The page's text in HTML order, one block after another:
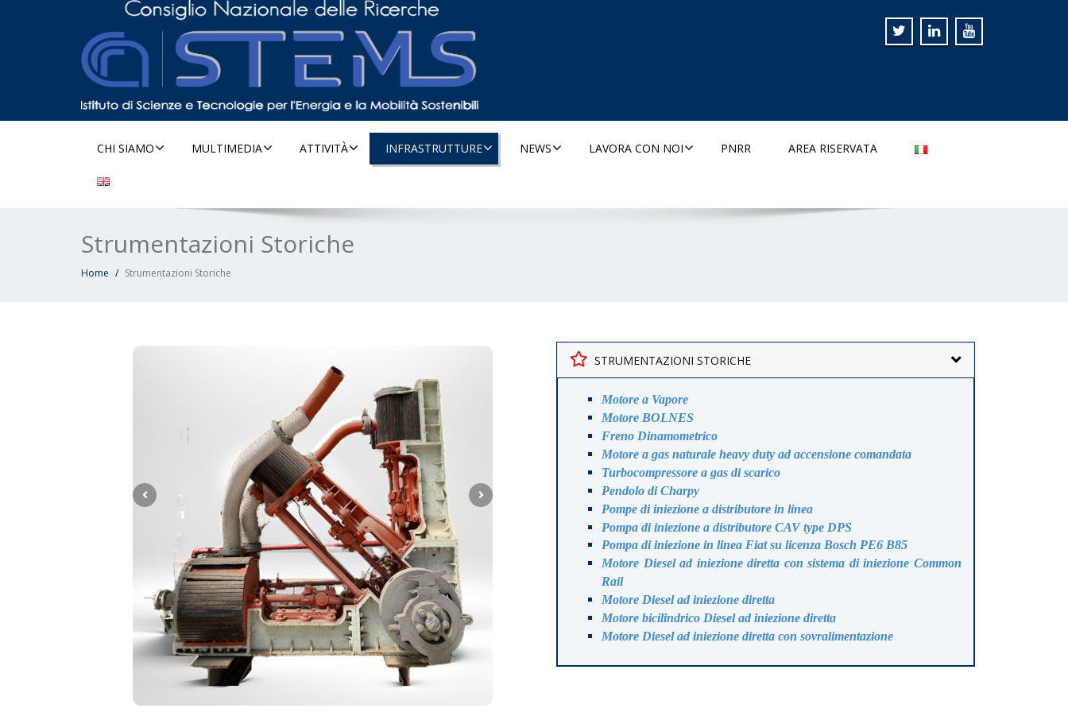
CHI SIAMO MULTIMEDIA ATTIVITÀ INFRASTRUTTURE NEWS LAVORA CON NOI PNRR AREA RISERVATA
Strumentazioni Storiche
Home Strumentazioni Storiche
STRUMENTAZIONI STORICHE
Motore a Vapore
Motore BOLNES
Freno Dinamometrico
Motore a gas naturale heavy duty ad accensione comandata
Turbocompressore a gas di scarico
Pendolo di Charpy
Pompe di iniezione a distributore in linea
Pompa di iniezione a distributore CAV type DPS
Pompa di iniezione in linea Fiat su licenza Bosch PE6 B85
Motore Diesel ad iniezione diretta con sistema di iniezione Common
Rail
Motore Diesel ad iniezione diretta
Motore bicilindrico Diesel ad iniezione diretta
Motore Diesel ad iniezione diretta con sovralimentazione